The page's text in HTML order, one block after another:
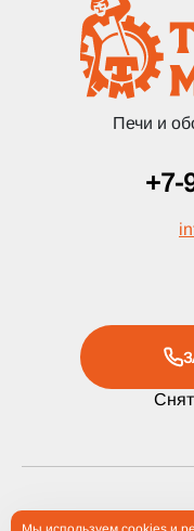
Печи и
+7-